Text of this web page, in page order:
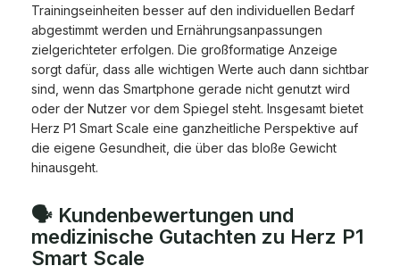
Trainingseinheiten besser auf den individuellen Bedarf
abgestimmt werden und Ernährungsanpassungen
zielgerichteter erfolgen. Die großformatige Anzeige
sorgt dafür, dass alle wichtigen Werte auch dann sichtbar
sind, wenn das Smartphone gerade nicht genutzt wird
oder der Nutzer vor dem Spiegel steht. Insgesamt bietet
Herz P1 Smart Scale eine ganzheitliche Perspektive auf
die eigene Gesundheit, die über das bloße Gewicht
hinausgeht.
🗣️ Kundenbewertungen und
medizinische Gutachten zu Herz P1
Smart Scale